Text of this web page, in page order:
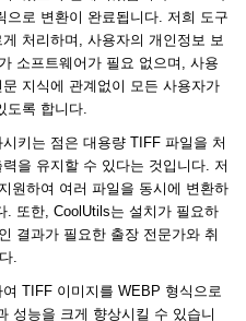
으로 변환이 완료됩니다. 저희 도구
처리하며, 사용자의 개인정보 보
소프트웨어가 필요 없으며, 사용
지식에 관계없이 모든 사용자가
도록 합니다.
키는 점은 대용량 TIFF 파일을 처
을 유지할 수 있다는 것입니다. 저
원하여 여러 파일을 동시에 변환하
. 또한, CoolUtils는 설치가 필요하
결과가 필요한 출장 전문가와 취
.
TIFF 이미지를 WEBP 형식으로
성능을 크게 향상시킬 수 있습니